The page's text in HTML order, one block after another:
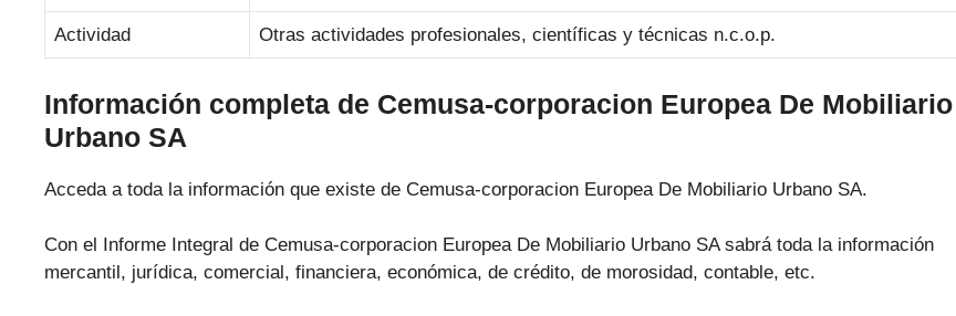
Actividad Otras actividades profesionales, científicas y técnicas n.c.o.p.
Información completa de Cemusa-corporacion Europea De Mobiliario
Urbano SA
Acceda a toda la información que existe de Cemusa-corporacion Europea De Mobiliario Urbano SA.
Con el Informe Integral de Cemusa-corporacion Europea De Mobiliario Urbano SA sabrá toda la información
mercantil, jurídica, comercial, financiera, económica, de crédito, de morosidad, contable, etc.